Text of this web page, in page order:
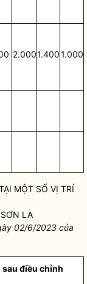
2.0001.4001.000
MỘT SỐ VỊ TRÍ
LA
02/6/2023 của
sau điều chỉnh